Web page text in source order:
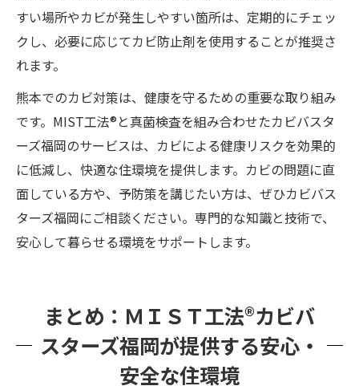
すい場所やカビが発生しやすい箇所は、定期的にチェッ
クし、必要に応じてカビ防止剤を使用することが推奨さ
れます。
熊本でのカビ対策は、健康を守るための重要な取り組み
です。MIST工法®と真菌検査を組み合わせたカビバスタ
ーズ福岡のサービスは、カビによる健康リスクを効果的
に低減し、快適な住環境を提供します。カビの問題に直
面している方や、予防策を講じたい方は、ぜひカビバス
ターズ福岡にご相談ください。専門的な知識と技術で、
安心して暮らせる環境をサポートします。
まとめ：ＭＩＳＴ工法®カビバ
スターズ福岡が提供する安心・
安全な住環境